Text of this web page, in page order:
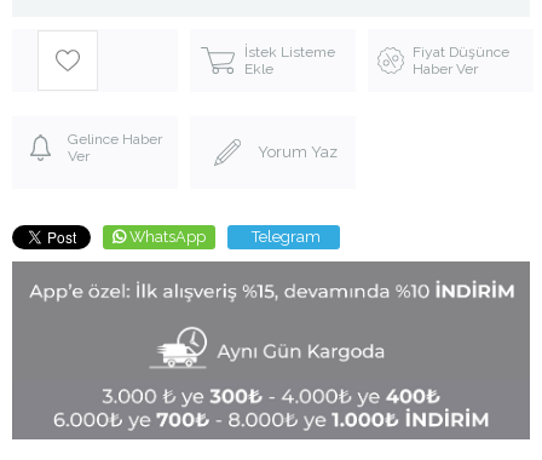
İstek Listeme
Ekle
Fiyat Düşünce
Haber Ver
Gelince Haber
Ver
Yorum Yaz
WhatsApp Telegram